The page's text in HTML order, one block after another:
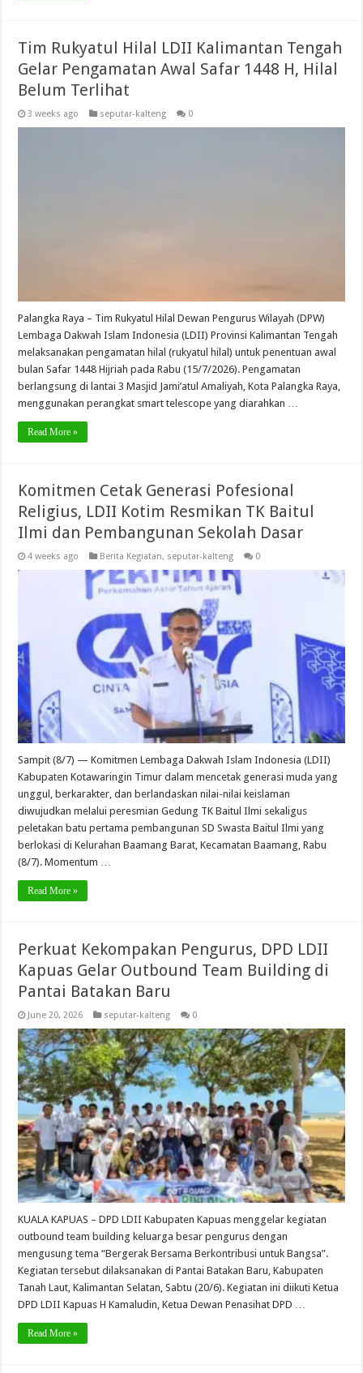
Tim Rukyatul Hilal LDII Kalimantan Tengah
Gelar Pengamatan Awal Safar 1448 H, Hilal
Belum Terlihat
3 weeks ago seputar-kalteng 0
Palangka Raya – Tim Rukyatul Hilal Dewan Pengurus Wilayah (DPW)
Lembaga Dakwah Islam Indonesia (LDII) Provinsi Kalimantan Tengah
melaksanakan pengamatan hilal (rukyatul hilal) untuk penentuan awal
bulan Safar 1448 Hijriah pada Rabu (15/7/2026). Pengamatan
berlangsung di lantai 3 Masjid Jami’atul Amaliyah, Kota Palangka Raya,
menggunakan perangkat smart telescope yang diarahkan …
Read More »
Komitmen Cetak Generasi Pofesional
Religius, LDII Kotim Resmikan TK Baitul
Ilmi dan Pembangunan Sekolah Dasar
4 weeks ago Berita Kegiatan, seputar-kalteng 0
Sampit (8/7) — Komitmen Lembaga Dakwah Islam Indonesia (LDII)
Kabupaten Kotawaringin Timur dalam mencetak generasi muda yang
unggul, berkarakter, dan berlandaskan nilai-nilai keislaman
diwujudkan melalui peresmian Gedung TK Baitul Ilmi sekaligus
peletakan batu pertama pembangunan SD Swasta Baitul Ilmi yang
berlokasi di Kelurahan Baamang Barat, Kecamatan Baamang, Rabu
(8/7). Momentum …
Read More »
Perkuat Kekompakan Pengurus, DPD LDII
Kapuas Gelar Outbound Team Building di
Pantai Batakan Baru
June 20, 2026 seputar-kalteng 0
KUALA KAPUAS – DPD LDII Kabupaten Kapuas menggelar kegiatan
outbound team building keluarga besar pengurus dengan
mengusung tema “Bergerak Bersama Berkontribusi untuk Bangsa”.
Kegiatan tersebut dilaksanakan di Pantai Batakan Baru, Kabupaten
Tanah Laut, Kalimantan Selatan, Sabtu (20/6). Kegiatan ini diikuti Ketua
DPD LDII Kapuas H Kamaludin, Ketua Dewan Penasihat DPD …
Read More »